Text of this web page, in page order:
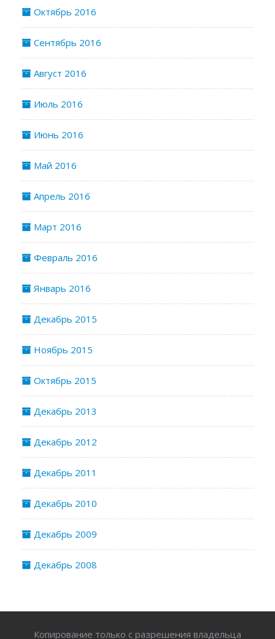
Октябрь 2016
Сентябрь 2016
Август 2016
Июль 2016
Июнь 2016
Май 2016
Апрель 2016
Март 2016
Февраль 2016
Январь 2016
Декабрь 2015
Ноябрь 2015
Октябрь 2015
Декабрь 2013
Декабрь 2012
Декабрь 2011
Декабрь 2010
Декабрь 2009
Декабрь 2008
Копирование только с разрешения владельца